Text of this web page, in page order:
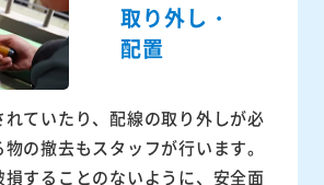
取り外し・
配置
ていたり、配線の取り外しが必
の撤去もスタッフが行います。
することのないように、安全面